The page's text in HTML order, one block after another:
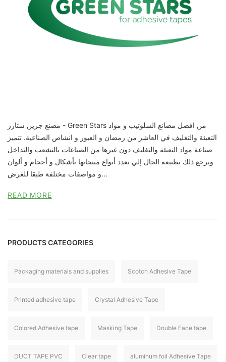
مصنع جرين ستارز - Green Stars من افضل مصانع السلوتيب و مواد
التعبئة والتغليف في العاشر من رمضان و العبور و انشاص الصناعية. تتميز
صناعة مواد التعبئة والتغليف دون غيرها من الصناعات بالتشعب والتداخل
ويرجع ذلك بطبيعة الحال إلي تعدد أنواع منتجاتها بأشكال و أحجام و ألوان
و مواصفات مختلفة طبقا للغرض...
READ MORE
PRODUCTS CATEGORIES
Packaging materials and supplies Scotch Adhesive Tape
Printed adhesive tape Crystal Adhesive Tape
Colored Adhesive tape Masking Tape Double Face tape
DUCT TAPE PVC Clear tape aluminum foil Adhesive Tape